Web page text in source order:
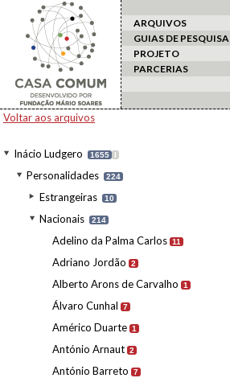
ARQUIVOS
GUIAS DE PESQUISA
PROJETO
PARCERIAS
Voltar aos arquivos
Inácio Ludgero 1655 I
Personalidades 224
Estrangeiras 10
Nacionais 214
Adelino da Palma Carlos 11
Adriano Jordão 2
Alberto Arons de Carvalho 1
Álvaro Cunhal 7
Américo Duarte 1
António Arnaut 2
António Barreto 7